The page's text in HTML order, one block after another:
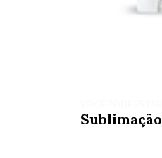
Sublimação